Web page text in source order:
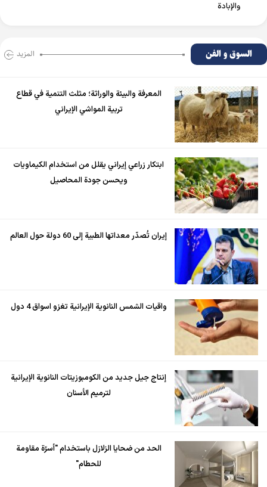
والإبادة
السوق و الفن المزید
المعرفة والبيئة والوراثة؛ مثلث التنمية في قطاع
تربية المواشي الإيراني
ابتكار زراعي إيراني يقلل من استخدام الكيماويات
ويحسن جودة المحاصيل
إيران تُصدّر معداتها الطبية إلى 60 دولة حول العالم
واقيات الشمس النانوية الإيرانية تغزو اسواق 4 دول
إنتاج جيل جديد من الكومبوزيتات النانوية الإيرانية
لترميم الأسنان
الحد من ضحايا الزلازل باستخدام "أسرّة مقاومة
للحطام"